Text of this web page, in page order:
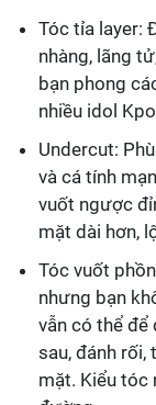
Tóc tỉa layer:
nhàng, lãng
bạn phong
nhiều idol
Undercut:
và cá tính
vuốt ngược
mặt dài hơn,
Tóc vuốt
nhưng bạn
vẫn có thể để
sau, đánh
mặt. Kiểu tóc